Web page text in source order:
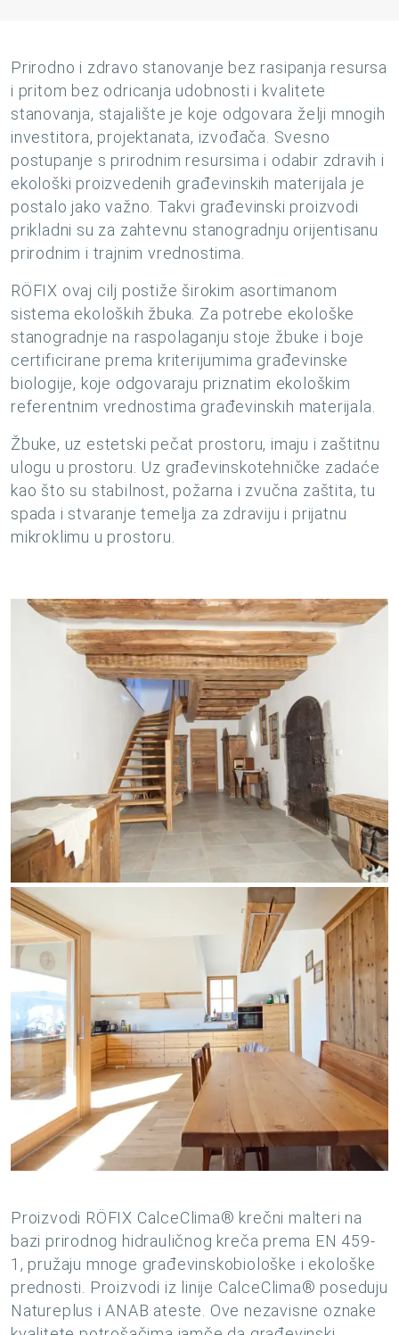
Prirodno i zdravo stanovanje bez rasipanja resursa
i pritom bez odricanja udobnosti i kvalitete
stanovanja, stajalište je koje odgovara želji mnogih
investitora, projektanata, izvođača. Svesno
postupanje s prirodnim resursima i odabir zdravih i
ekološki proizvedenih građevinskih materijala je
postalo jako važno. Takvi građevinski proizvodi
prikladni su za zahtevnu stanogradnju orijentisanu
prirodnim i trajnim vrednostima.
RÖFIX ovaj cilj postiže širokim asortimanom
sistema ekoloških žbuka. Za potrebe ekološke
stanogradnje na raspolaganju stoje žbuke i boje
certificirane prema kriterijumima građevinske
biologije, koje odgovaraju priznatim ekološkim
referentnim vrednostima građevinskih materijala.
Žbuke, uz estetski pečat prostoru, imaju i zaštitnu
ulogu u prostoru. Uz građevinskotehničke zadaće
kao što su stabilnost, požarna i zvučna zaštita, tu
spada i stvaranje temelja za zdraviju i prijatnu
mikroklimu u prostoru.
Proizvodi RÖFIX CalceClima® krečni malteri na
bazi prirodnog hidrauličnog kreča prema EN 459-
1, pružaju mnoge građevinskobiološke i ekološke
prednosti. Proizvodi iz linije CalceClima® poseduju
Natureplus i ANAB ateste. Ove nezavisne oznake